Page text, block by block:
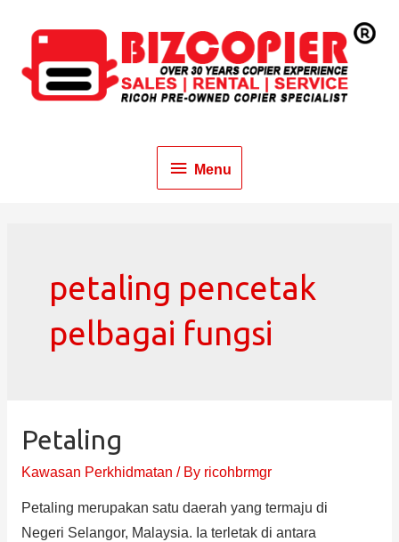
Menu
petaling pencetak
pelbagai fungsi
Petaling
Kawasan Perkhidmatan / By ricohbrmgr
Petaling merupakan satu daerah yang termaju di
Negeri Selangor, Malaysia. Ia terletak di antara